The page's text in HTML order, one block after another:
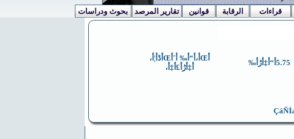
قراءات الرقابة قوانين تقارير المرصد بحوث ودراسات
5.75أ“أ‡أڑأ‰
أŒأ،أ“أ‰ أˆأŒأڈأ¦أ،
أ‡أڑأ£أ‡أ،